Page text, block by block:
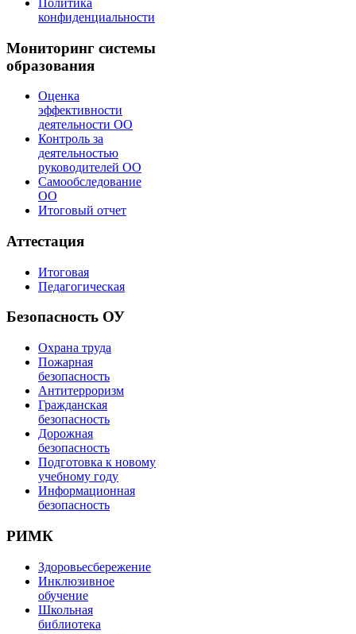
конфиденциальности
Мониторинг системы
образования
Оценка
эффективности
деятельности ОО
Контроль за
деятельностью
руководителей ОО
Самообследование
ОО
Итоговый отчет
Аттестация
Итоговая
Педагогическая
Безопасность ОУ
Охрана труда
Пожарная
безопасность
Антитерроризм
Гражданская
безопасность
Дорожная
безопасность
Подготовка к новому
учебному году
Информационная
безопасность
РИМК
Здоровьесбережение
Инклюзивное
обучение
Школьная
библиотека